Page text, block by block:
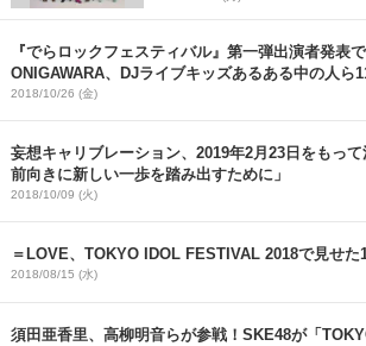
『でらロックフェスティバル』第一弾出演者発表
ONIGAWARA、DJライブキッズあるある中の人ら
2018/10/26 (金)
妄想キャリブレーション、2019年2月23日をもっ
前向きに新しい一歩を踏み出すために」
2018/10/09 (火)
＝LOVE、TOKYO IDOL FESTIVAL 2018で見せた
2018/08/15 (水)
須田亜香里、高柳明音らが参戦！SKE48が「